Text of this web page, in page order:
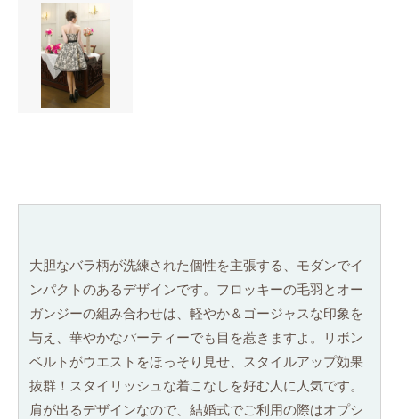
大胆なバラ柄が洗練された個性を主張する、モダンでイ
ンパクトのあるデザインです。フロッキーの毛羽とオー
ガンジーの組み合わせは、軽やか＆ゴージャスな印象を
与え、華やかなパーティーでも目を惹きますよ。リボン
ベルトがウエストをほっそり見せ、スタイルアップ効果
抜群！スタイリッシュな着こなしを好む人に人気です。
肩が出るデザインなので、結婚式でご利用の際はオプシ